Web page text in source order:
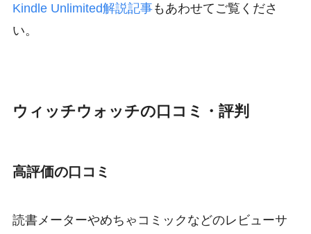
Kindle Unlimited解説記事もあわせてご覧くださ
い。
ウィッチウォッチの口コミ・評判
高評価の口コミ
読書メーターやめちゃコミックなどのレビューサ